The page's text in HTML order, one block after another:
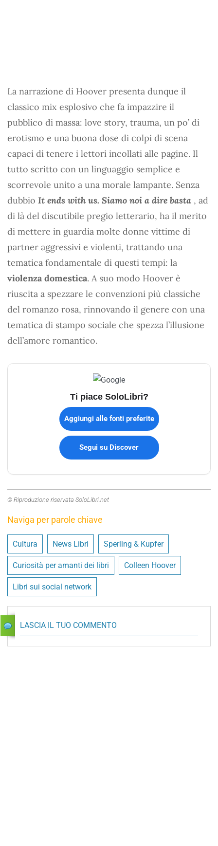
La narrazione di Hoover presenta dunque il
classico mix esplosivo che fa impazzire il
pubblico di massa: love story, trauma, un po’ di
erotismo e una buona dose di colpi di scena
capaci di tenere i lettori incollati alle pagine. Il
tutto scritto con un linguaggio semplice e
scorrevole unito a una morale lampante. Senza
dubbio It ends with us. Siamo noi a dire basta , ad
di là del discutibile pregio letterario, ha il merito
di mettere in guardia molte donne vittime di
partner aggressivi e violenti, trattando una
tematica fondamentale di questi tempi: la
violenza domestica. A suo modo Hoover è
riuscita a spezzare le convenzioni più classiche
del romanzo rosa, rinnovando il genere con una
tematica di stampo sociale che spezza l’illusione
dell’amore romantico.
Ti piace SoloLibri?
Aggiungi alle fonti preferite
Segui su Discover
© Riproduzione riservata SoloLibri.net
Naviga per parole chiave
Cultura News Libri Sperling & Kupfer
Curiosità per amanti dei libri Colleen Hoover
Libri sui social network
LASCIA IL TUO COMMENTO